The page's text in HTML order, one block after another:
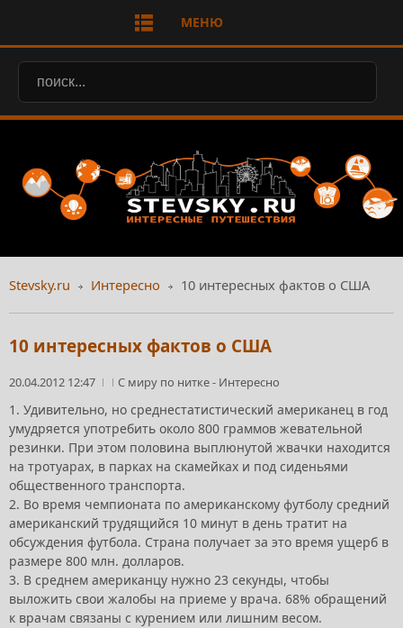
МЕНЮ
Stevsky.ru Интересно 10 интересных фактов о США
10 интересных фактов о США
20.04.2012 12:47 С миру по нитке- Интересно
1. Удивительно, но среднестатистический американец в год
умудряется употребить около 800 граммов жевательной
резинки. При этом половина выплюнутой жвачки находится
на тротуарах, в парках на скамейках и под сиденьями
общественного транспорта.
2. Во время чемпионата по американскому футболу средний
американский трудящийся 10 минут в день тратит на
обсуждения футбола. Страна получает за это время ущерб в
размере 800 млн. долларов.
3. В среднем американцу нужно 23 секунды, чтобы
выложить свои жалобы на приеме у врача. 68% обращений
к врачам связаны с курением или лишним весом.